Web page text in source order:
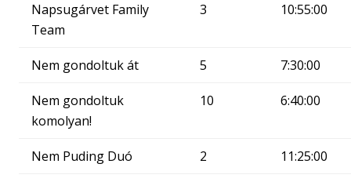
Napsugárvet Family
Team
3 10:55:00
Nem gondoltuk át 5 7:30:00
Nem gondoltuk
komolyan!
10 6:40:00
Nem Puding Duó 2 11:25:00